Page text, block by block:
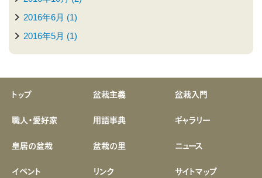
2016年6月 (1)
2016年5月 (1)
トップ 盆栽主義
盆栽入門
職人・愛好家
用語事典
ギャラリー
皇居の盆栽
盆栽の里
ニュース
イベント
リンク サイトマップ